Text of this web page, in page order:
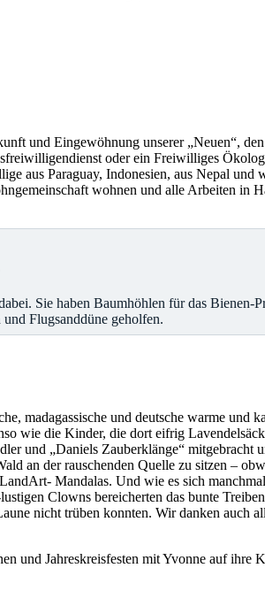
und Eingewöhnung unserer „Neuen“,
oder ein Freiwilliges
aus Paraguay, Indonesien, aus Nepal und
wohnen und alle Arbeiten in
Sie haben Baumhöhlen für das Bienen-
Flugsanddüne geholfen.
madagassische und deutsche warme und
wie die Kinder, die dort eifrig
und „Daniels Zauberklänge“ mitgebracht
an der rauschenden Quelle zu sitzen –
Mandalas. Und wie es sich
Clowns bereicherten das bunte
nicht trüben konnten. Wir danken auch
und Jahreskreisfesten mit Yvonne auf ihre